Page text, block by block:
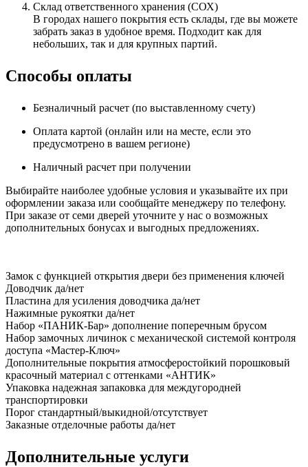
Склад ответственного хранения (СОХ)
В городах нашего покрытия есть склады, где вы можете
забрать заказ в удобное время. Подходит как для
небольших, так и для крупных партий.
Способы оплаты
Безналичный расчет (по выставленному счету)
Оплата картой (онлайн или на месте, если это
предусмотрено в вашем регионе)
Наличный расчет при получении
Выбирайте наиболее удобные условия и указывайте их при
оформлении заказа или сообщайте менеджеру по телефону.
При заказе от семи дверей уточните у нас о возможных
дополнительных бонусах и выгодных предложениях.
Замок с функцией открытия двери без применения ключей
Доводчик да/нет
Пластина для усиления доводчика да/нет
Нажимные рукоятки да/нет
Набор «ПАНИК-Бар» дополнение поперечным брусом
Набор замочных личинок с механической системой контроля
доступа «Мастер-Ключ»
Дополнительные покрытия атмосферостойкий порошковый
красочный материал с оттенками «АНТИК»
Упаковка надежная запаковка для междугородней
транспортировки
Порог стандартный/выкидной/отсутствует
Заказные отделочные работы да/нет
Дополнительные услуги